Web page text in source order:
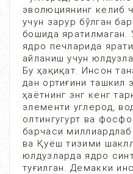
эволюциянинг келиб
учун зарур бўлган
бошида яратилмаган.
ядро печларида
айланиш учун
Бу ҳақиқат. Инсон
дан ортиғини ташкил
ҳаётнинг энг кенг
элементи углерод,
олтингугурт ва
барчаси
ва Қуёш тизими
юлдузларда ядро
туғилган. Демакки